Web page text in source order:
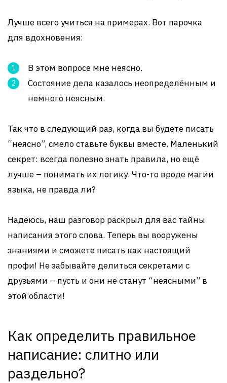
Лучше всего учиться на примерах. Вот парочка
для вдохновения:
В этом вопросе мне неясно.
Состояние дела казалось неопределённым и
немного неясным.
Так что в следующий раз, когда вы будете писать
“неясно”, смело ставьте буквы вместе. Маленький
секрет: всегда полезно знать правила, но ещё
лучше – понимать их логику. Что-то вроде магии
языка, не правда ли?
Надеюсь, наш разговор раскрыл для вас тайны
написания этого слова. Теперь вы вооружены
знаниями и сможете писать как настоящий
профи! Не забывайте делиться секретами с
друзьями – пусть и они не станут “неясными” в
этой области!
Как определить правильное
написание: слитно или
раздельно?